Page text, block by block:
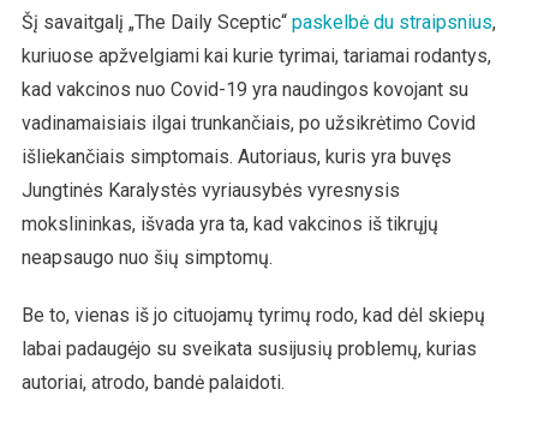
Tikrovę
Šį savaitgalį „The Daily Sceptic“ paskelbė du straipsnius,
kuriuose apžvelgiami kai kurie tyrimai, tariamai rodantys,
kad vakcinos nuo Covid-19 yra naudingos kovojant su
vadinamaisiais ilgai trunkančiais, po užsikrėtimo Covid
išliekančiais simptomais. Autoriaus, kuris yra buvęs
Jungtinės Karalystės vyriausybės vyresnysis
mokslininkas, išvada yra ta, kad vakcinos iš tikrųjų
neapsaugo nuo šių simptomų.
Be to, vienas iš jo cituojamų tyrimų rodo, kad dėl skiepų
labai padaugėjo su sveikata susijusių problemų, kurias
autoriai, atrodo, bandė palaidoti.